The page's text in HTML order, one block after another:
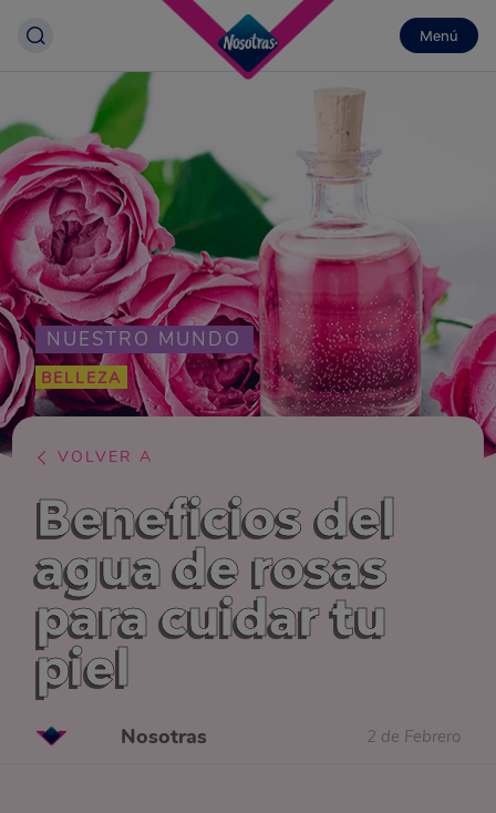
Menú
NUESTRO MUNDO
BELLEZA
VOLVER A
Beneficios del
agua de rosas
para cuidar tu
piel
Nosotras 2 de Febrero